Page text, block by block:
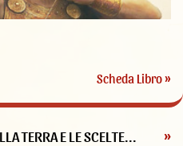
Scheda Libro »
TERRA E LE SCELTE... »